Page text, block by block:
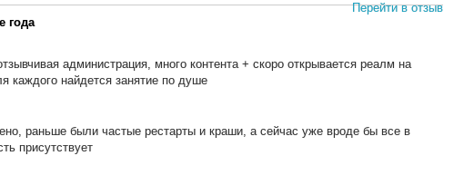
Перейти в отзыв
года
администрация, много контента + скоро открывается реалм на
каждого найдется занятие по душе
раньше были частые рестарты и краши, а сейчас уже вроде бы все в
присутствует